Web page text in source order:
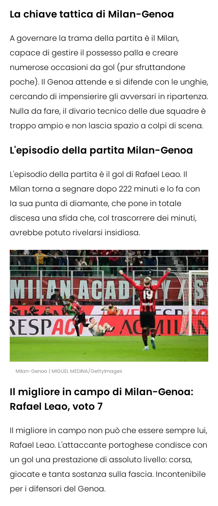
La chiave tattica di Milan-Genoa
A governare la trama della partita è il Milan,
capace di gestire il possesso palla e creare
numerose occasioni da gol (pur sfruttandone
poche). Il Genoa attende e si difende con le unghie,
cercando di impensierire gli avversari in ripartenza.
Nulla da fare, il divario tecnico delle due squadre è
troppo ampio e non lascia spazio a colpi di scena.
L'episodio della partita Milan-Genoa
L'episodio della partita è il gol di Rafael Leao. Il
Milan torna a segnare dopo 222 minuti e lo fa con
la sua punta di diamante, che pone in totale
discesa una sfida che, col trascorrere dei minuti,
avrebbe potuto rivelarsi insidiosa.
Milan-Genoa | MIGUEL MEDINA/GettyImages
Il migliore in campo di Milan-Genoa:
Rafael Leao, voto 7
Il migliore in campo non può che essere sempre lui,
Rafael Leao. L'attaccante portoghese condisce con
un gol una prestazione di assoluto livello: corsa,
giocate e tanta sostanza sulla fascia. Incontenibile
per i difensori del Genoa.